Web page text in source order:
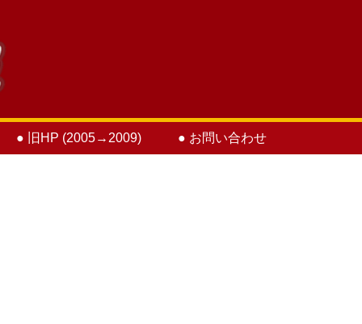
● 旧HP (2005→2009) ● お問い合わせ